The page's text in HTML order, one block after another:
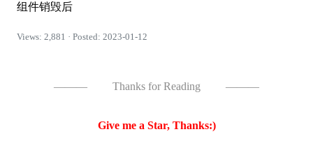
组件销毁后
Views: 2,881 · Posted: 2023-01-12
——— Thanks for Reading ———
Give me a Star, Thanks:)